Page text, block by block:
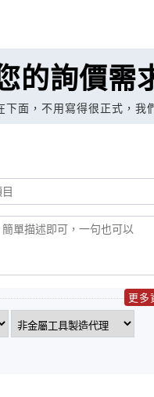
的詢價需
面，不用寫得很正式，
更多